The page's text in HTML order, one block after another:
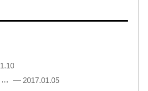
…
— 2017.01.05